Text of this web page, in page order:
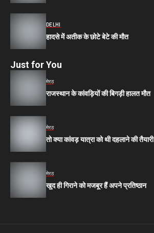
DELHI
हादसे में अतीक के छोटे बेटे की मौत
Just for You
मेरठ
राजस्थान के कांवड़ियों की बिगड़ी हालत मौत
मेरठ
तो क्या कांवड़ यात्रा को थी दहलाने की तैयारी
मेरठ
खुद ही गिराने को मजबूर हैं अपने प्रतिष्ठान